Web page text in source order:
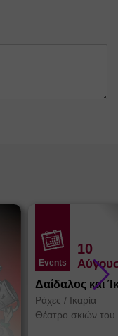
Events
10
Δαίδαλος και
Ράχες / Ικαρία
Θέατρο σκιών